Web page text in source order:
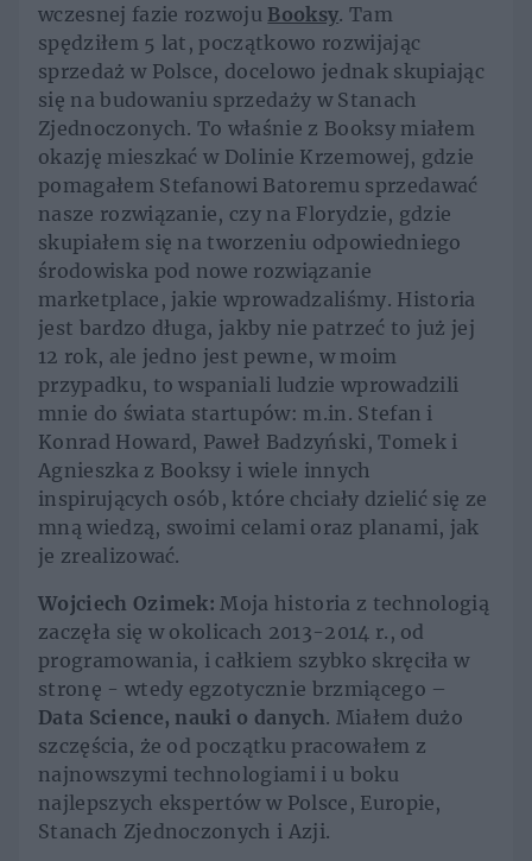
wczesnej fazie rozwoju Booksy. Tam
spędziłem 5 lat, początkowo rozwijając
sprzedaż w Polsce, docelowo jednak skupiając
się na budowaniu sprzedaży w Stanach
Zjednoczonych. To właśnie z Booksy miałem
okazję mieszkać w Dolinie Krzemowej, gdzie
pomagałem Stefanowi Batoremu sprzedawać
nasze rozwiązanie, czy na Florydzie, gdzie
skupiałem się na tworzeniu odpowiedniego
środowiska pod nowe rozwiązanie
marketplace, jakie wprowadzaliśmy. Historia
jest bardzo długa, jakby nie patrzeć to już jej
12 rok, ale jedno jest pewne, w moim
przypadku, to wspaniali ludzie wprowadzili
mnie do świata startupów: m.in. Stefan i
Konrad Howard, Paweł Badzyński, Tomek i
Agnieszka z Booksy i wiele innych
inspirujących osób, które chciały dzielić się ze
mną wiedzą, swoimi celami oraz planami, jak
je zrealizować.
Wojciech Ozimek:Moja historia z technologią
zaczęła się w okolicach 2013-2014 r., od
programowania, i całkiem szybko skręciła w
stronę - wtedy egzotycznie brzmiącego –
Data Science, nauki o danych. Miałem dużo
szczęścia, że od początku pracowałem z
najnowszymi technologiami i u boku
najlepszych ekspertów w Polsce, Europie,
Stanach Zjednoczonych i Azji.